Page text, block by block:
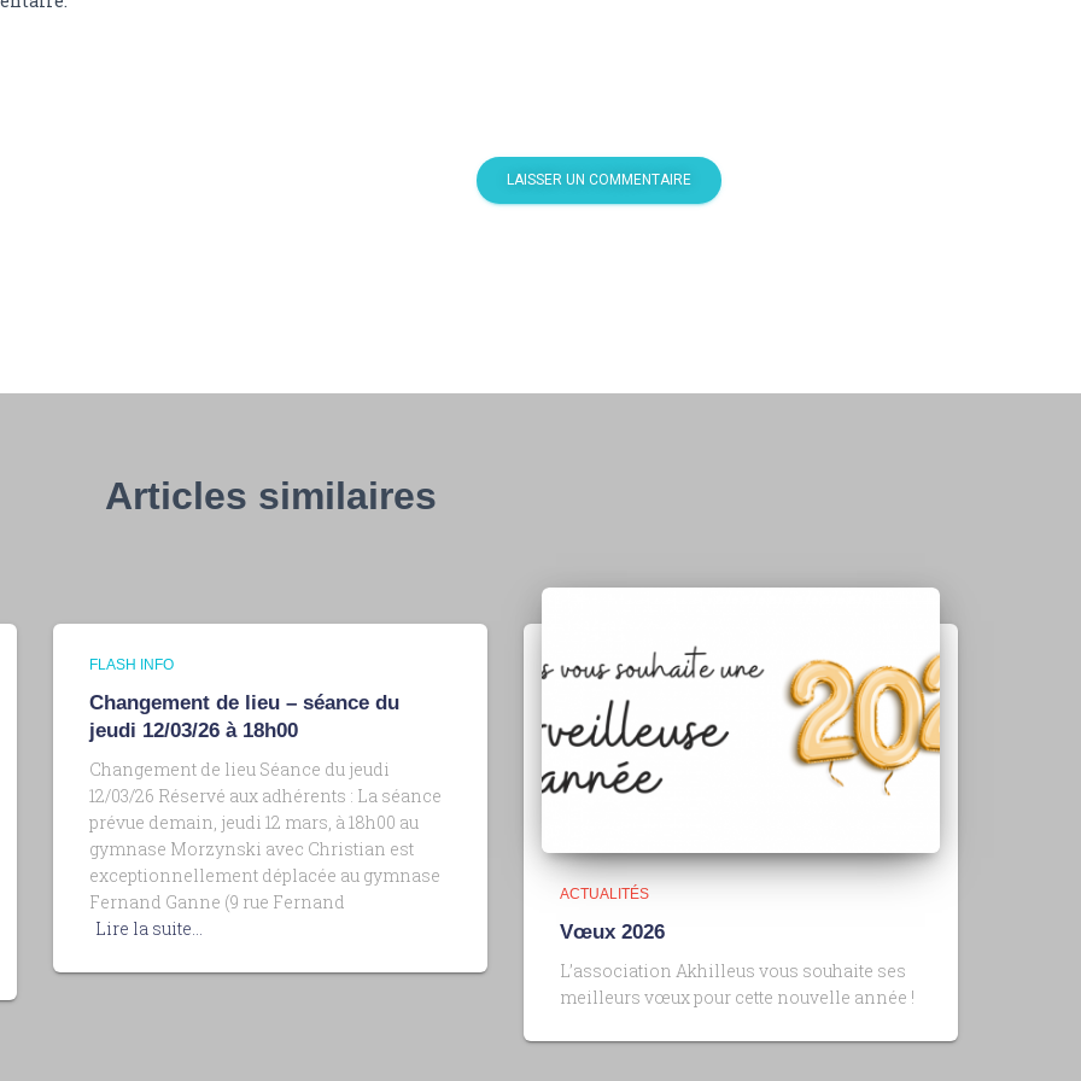
Articles similaires
FLASH INFO
Changement de lieu – séance du
jeudi 12/03/26 à 18h00
Changement de lieu Séance du jeudi
12/03/26 Réservé aux adhérents : La séance
prévue demain, jeudi 12 mars, à 18h00 au
gymnase Morzynski avec Christian est
exceptionnellement déplacée au gymnase
Fernand Ganne (9 rue Fernand
Lire la suite…
ACTUALITÉS
Vœux 2026
L’association Akhilleus vous souhaite ses
meilleurs vœux pour cette nouvelle année !